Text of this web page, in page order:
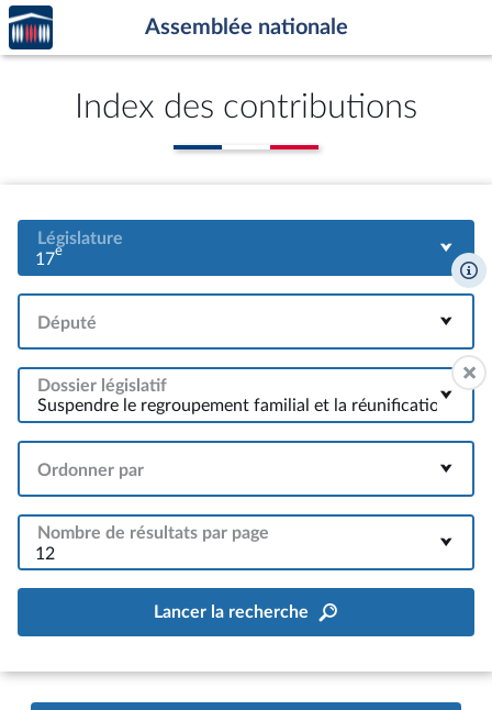
Aller au contenu
Aller en bas de la page
Accèder
à la
page
Assemblée nationale
Index des contributions
Législature
17e
Député
Dossier législatif
Ordonner par
Nombre de résultats par page
12
Lancer la recherche